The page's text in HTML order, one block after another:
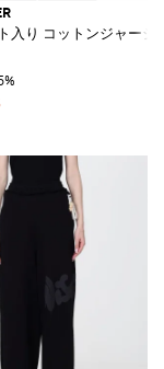
ットンTシャツ
入り コットンジャー